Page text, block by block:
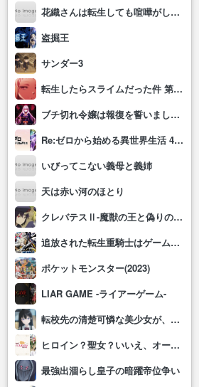
花織さんは転生しても喧嘩がしたい
盗掘王
サンダー3
転生したらスライムだった件 第4期
ブチ切れ令嬢は報復を誓いました。 ～魔導書の力で祖国を叩き潰します～
Re:ゼロから始める異世界生活 4th season
いびってこない義母と義姉
天は赤い河のほとり
クレバテスⅡ-魔獣の王と偽りの勇者伝承-
追放された転生重騎士はゲーム知識で無双する
ポケットモンスター(2023)
LIAR GAME -ライアーゲーム-
転校先の清楚可憐な美少女が、昔男子と思って一緒に遊んだ幼馴染だった件
ヒロイン？聖女？いいえ、オールワークスメイドです(誇)！
最強出涸らし皇子の暗躍帝位争い